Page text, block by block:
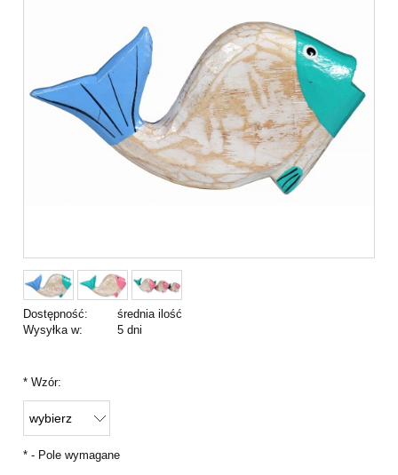
Dostępność:
średnia ilość
Wysyłka w:
5 dni
* Wzór:
* - Pole wymagane